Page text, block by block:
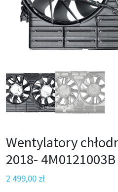
Wentylatory
2018- 4M0121003B
2 499,00 zł